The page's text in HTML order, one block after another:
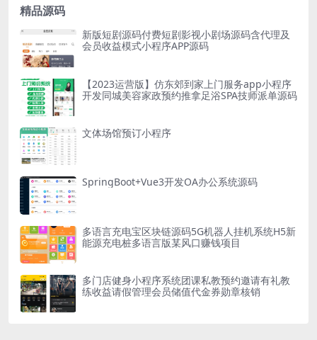
精品源码
新版短剧源码付费短剧影视小剧场源码含代理及
会员收益模式小程序APP源码
【2023运营版】仿东郊到家上门服务app小程序
开发同城美容家政预约推拿足浴SPA技师派单源码
文体场馆预订小程序
SpringBoot+Vue3开发OA办公系统源码
多语言充电宝区块链源码5G机器人挂机系统H5新
能源充电桩多语言版某风口赚钱项目
多门店健身小程序系统团课私教预约邀请有礼教
练收益请假管理会员储值代金券勋章核销